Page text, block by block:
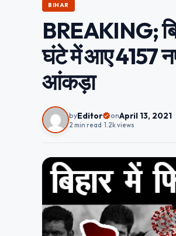
BIHAR
BREAKING;
घंटे में आए 4157
आंकड़ा
byEditor onApril 13, 2021
2 min read 1.2k views